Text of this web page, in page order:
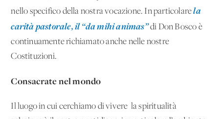
nello specifico della nostra vocazione. In particolarela
carità pastorale, il “da mihi animas”di Don Bosco è
continuamente richiamato anche nelle nostre
Costituzioni.
Consacrate nel mondo
Il luogo in cui cerchiamo di vivere la spiritualità